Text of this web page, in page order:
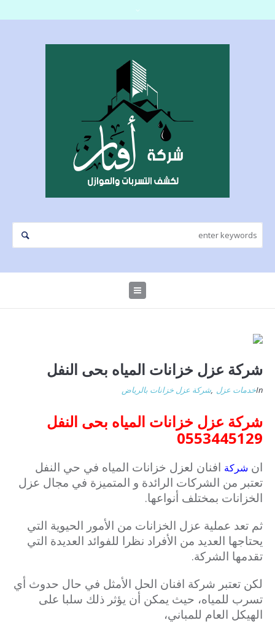
شركة عزل خزانات المياه بحى النفل
Inخدمات عزل ,شركة عزل خزانات بالرياض
شركة عزل خزانات المياه بحى النفل
0553445129
ان شركة افنان لعزل خزانات المياه في حي النفل
تعتبر من الشركات الرائدة و المتميزة في مجال عزل
الخزانات بمختلف أنواعها.
ثم تعد عملية عزل الخزانات من الأمور الحيوية التي
يحتاجها العديد من الأفراد نظرا للفوائد العديدة التي
تقدمها الشركة.
لكن تعتبر شركة افنان الحل الأمثل في حال حدوث أي
تسرب للمياه، حيث يمكن أن يؤثر ذلك سلبا على
الهيكل العام للمباني،